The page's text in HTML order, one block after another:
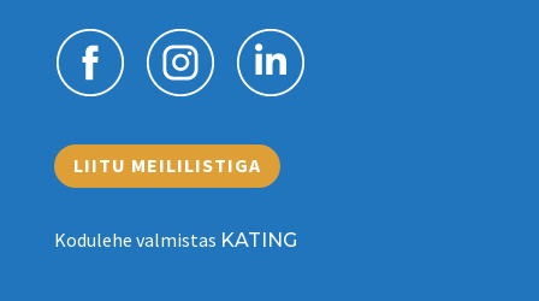
LIITU MEILILISTIGA
Kodulehe valmistas KATING